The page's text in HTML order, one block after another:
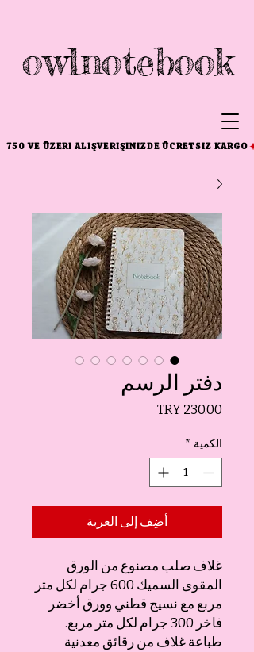
750 VE ÜZERI ALIŞVERIŞINIZDE ÜCRETSIZ KARGO
owlnotebook
دفتر الرسم
السعر
الكمية *
أضِف إلى العربة
غلاف صلب مصنوع من الورق
المقوى السميك 600 جرام لكل متر
مربع مع نسيج قطني وورق أخضر
فاخر 300 جرام لكل متر مربع.
طباعة غلاف من رقائق معدنية